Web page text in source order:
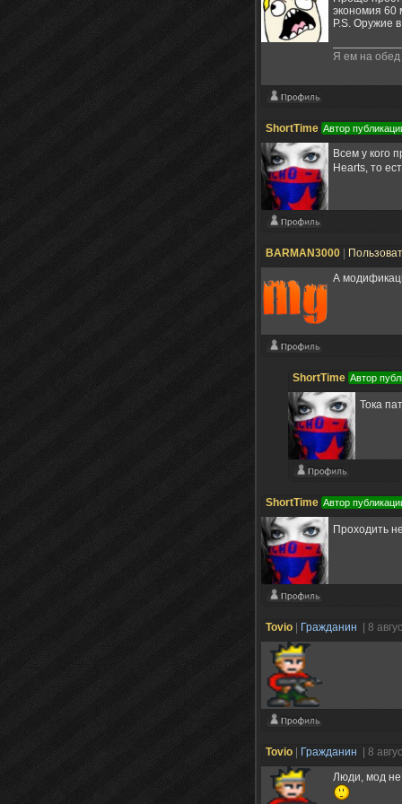
экономия 60
P.S. Оружие
Я ем на обед
ShortTime Автор
Всем у кого
Hearts, то
BARMAN3000
А
ShortTime Автор
Тока
ShortTime Автор
Проходить
Tovio Гражданин | 8
Tovio Гражданин
| 8
Люди, мод не